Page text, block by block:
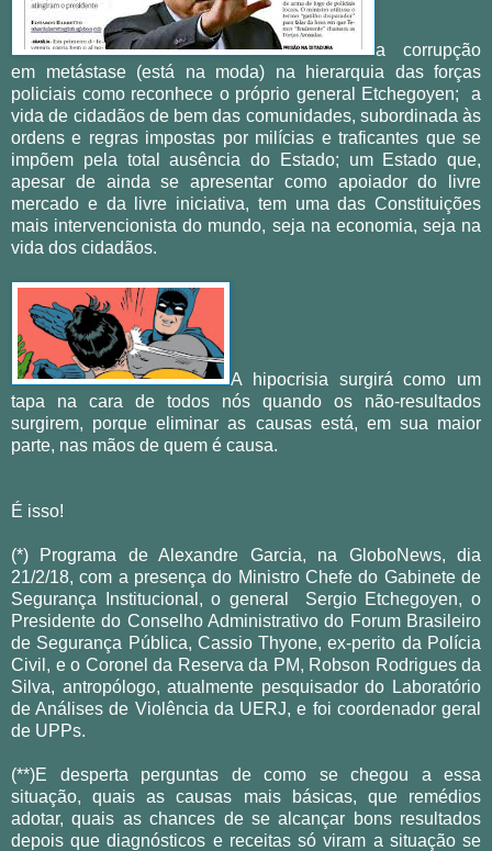
a corrupção
em metástase (está na moda) na hierarquia das forças
policiais como reconhece o próprio general Etchegoyen; a
vida de cidadãos de bem das comunidades, subordinada às
ordens e regras impostas por milícias e traficantes que se
impõem pela total ausência do Estado; um Estado que,
apesar de ainda se apresentar como apoiador do livre
mercado e da livre iniciativa, tem uma das Constituições
mais intervencionista do mundo, seja na economia, seja na
vida dos cidadãos.
A hipocrisia surgirá como um
tapa na cara de todos nós quando os não-resultados
surgirem, porque eliminar as causas está, em sua maior
parte, nas mãos de quem é causa.
É isso!
(*) Programa de Alexandre Garcia, na GloboNews, dia
21/2/18, com a presença do Ministro Chefe do Gabinete de
Segurança Institucional, o general Sergio Etchegoyen, o
Presidente do Conselho Administrativo do Forum Brasileiro
de Segurança Pública, Cassio Thyone, ex-perito da Polícia
Civil, e o Coronel da Reserva da PM, Robson Rodrigues da
Silva, antropólogo, atualmente pesquisador do Laboratório
de Análises de Violência da UERJ, e foi coordenador geral
de UPPs.
(**)E desperta perguntas de como se chegou a essa
situação, quais as causas mais básicas, que remédios
adotar, quais as chances de se alcançar bons resultados
depois que diagnósticos e receitas só viram a situação se